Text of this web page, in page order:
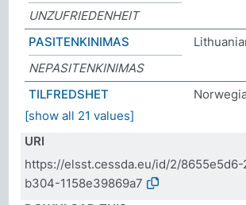
UNZUFRIEDENHEIT
PASITENKINIMAS
NEPASITENKINIMAS
TILFREDSHET
[show all 21 values]
URI
https://elsst.cessda.eu/id/2/
b304-1158e39869a7